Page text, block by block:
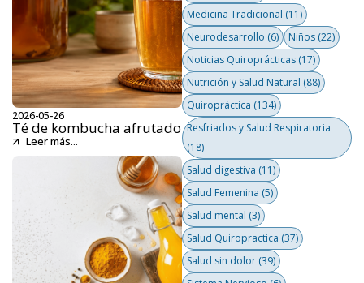
2026-05-26
Té de kombucha afrutado
Leer más...
Medicina Tradicional (11)
Neurodesarrollo (6) Niños (22)
Noticias Quiroprácticas (17)
Nutrición y Salud Natural (88)
Quiropráctica (134)
Resfriados y Salud Respiratoria
(18)
Salud digestiva (11)
Salud Femenina (5)
Salud mental (3)
Salud Quiropractica (37)
Salud sin dolor (39)